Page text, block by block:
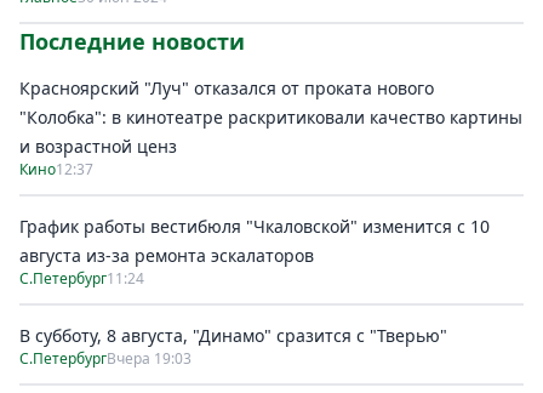
Последние новости
Красноярский "Луч" отказался от проката нового
"Колобка": в кинотеатре раскритиковали качество картины
и возрастной ценз
Кино12:37
График работы вестибюля "Чкаловской" изменится с 10
августа из-за ремонта эскалаторов
С.Петербург11:24
В субботу, 8 августа, "Динамо" сразится с "Тверью"
С.ПетербургВчера 19:03